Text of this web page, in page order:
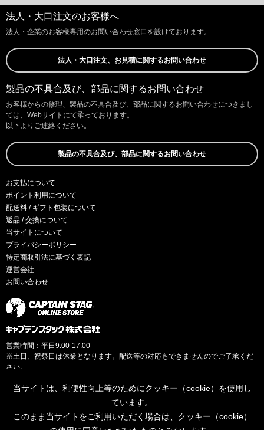
法人・大口注文のお客様へ
法人・企業のお客様専用のお問い合わせ窓口を設けております。
法人・大口注文、お見積に関するお問い合わせ
製品の不具合及び、部品に関するお問い合わせ
お客様からの修理、製品の不具合及び、部品に関するお問い合わせにつきまし
ては、Webサイトにて承っております。
以下よりご連絡ください。
製品の不具合及び、部品に関するお問い合わせ
お支払について
ポイント利用について
配送料 / ギフト包装について
返品 / 交換について
当サイトについて
プライバシーポリシー
特定商取引法に基づく表記
運営会社
お問い合わせ
営業時間：平日9:00-17:00
※土日、祝祭日は休業となります。配送等の対応もできませんのでご了承くだ
さい。
当サイトは、利便性向上等のためにクッキー（cookie）を使用し
ています。
このまま当サイトをご利用いただく場合は、クッキー（cookie）